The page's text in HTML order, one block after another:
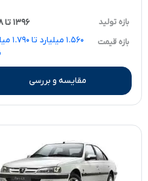
بازه تولید ۱۳۹۶ تا ۱۳۹۸
بازه قیمت
۱.۵۶۰
مقایسه و بررسی